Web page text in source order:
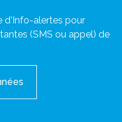
d'Info-alertes pour
(SMS ou appel) de